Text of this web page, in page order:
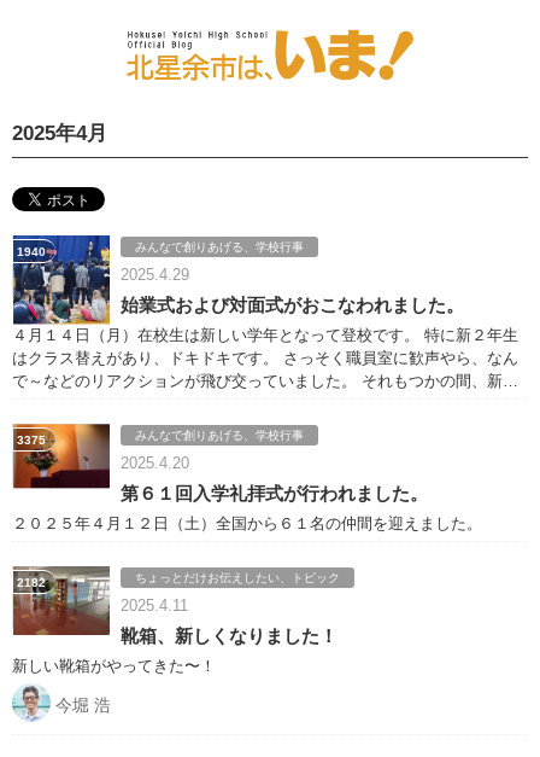
2025年4月
みんなで創りあげる、学校行事
2025.4.29
始業式および対面式がおこなわれました。
1940
４月１４日（月）在校生は新しい学年となって登校です。 特に新２年生
はクラス替えがあり、ドキドキです。 さっそく職員室に歓声やら、なん
で～などのリアクションが飛び交っていました。 それもつかの間、新１
みんなで創りあげる、学校行事
2025.4.20
第６１回入学礼拝式が行われました。
3375
２０２５年４月１２日（土）全国から６１名の仲間を迎えました。
ちょっとだけお伝えしたい、トピック
2025.4.11
靴箱、新しくなりました！
2182
新しい靴箱がやってきた〜！
今堀 浩